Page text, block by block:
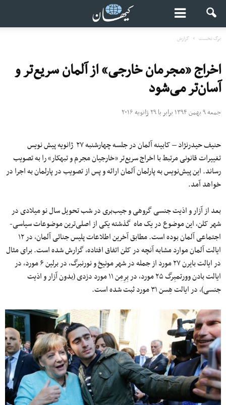
برگ نخست گزارش
اخراج «مجرمان خارجی» از آلمان سریع‌تر و
آسان‌تر می‌شود
جمعه ۹ بهمن ۱۳۹۴ برابر با ۲۹ ژانویه ۲۰۱۶
حنیف حیدرنژاد – کابینه آلمان در جلسه چهارشنبه ۲۷ ژانویه پیش نویس
تغییرات قانونی مرتبط با اخراج سریع‌تر «خارجیان مجرم و تبهکار» را به تصویب
رساند. این پیش‌نویس به پارلمان آلمان ارائه و پس از تصویب در پارلمان به اجرا در
خواهد آمد.
بعد از آزار و اذیت جنسی گروهی و جیب‌بری در شب تحویل سال نو میلادی در
شهر کلن، این موضوع در یک ماه گذشته یکی از اصلی‌ترین موضوعات سیاسی-
اجتماعی آلمان بوده است. مطابق آخرین اطلاعات پلیس جنائی آلمان، در ۱۲
ایالت آلمان موارد مشابه آنچه در کلن اتفاق افتاده، گزارش شده است. برای مثال
در ایالت بایرن ۲۷ مورد از جمله در شهر مونیخ و نورنبرگ، در برلین ۶ مورد، در
ایالت بادن وورتمبِرگ ۲۵ مورد، در بِرِمِن ۱۱ مورد دزدی (بدون آزار و اذیت
جنسی)، در ایالت هِسن ۳۱ مورد ثبت شده است.